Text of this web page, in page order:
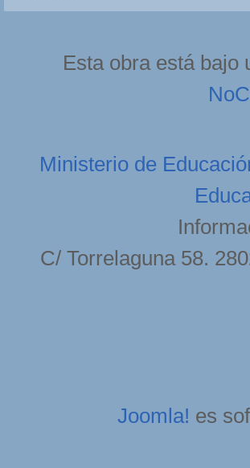
Esta obra está bajo
Ministerio de
C/ Torrelaguna 58.
Joomla! es